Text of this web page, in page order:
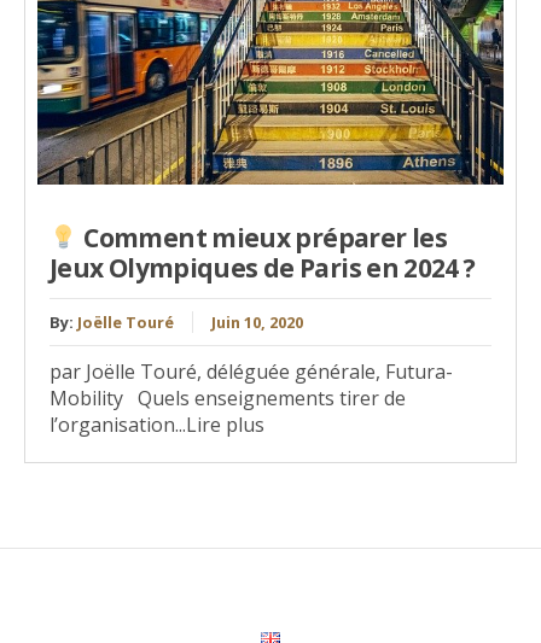
Comment mieux préparer les
Jeux Olympiques de Paris en 2024 ?
By: Joëlle Touré Juin 10, 2020
par Joëlle Touré, déléguée générale, Futura-
Mobility Quels enseignements tirer de
l’organisation...Lire plus